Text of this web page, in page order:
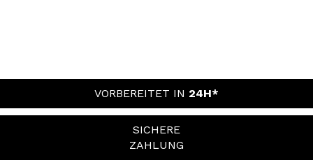
VORBEREITET IN 24H*
SICHERE
ZAHLUNG